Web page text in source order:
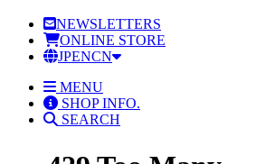
NEWSLETTERS
ONLINE STORE
JPENCN
MENU
SHOP INFO.
SEARCH